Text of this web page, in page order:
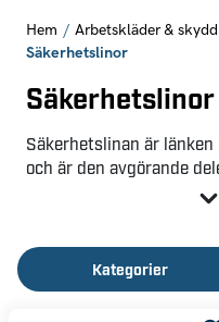
Hem Arbetskläder & skydd
Säkerhetslinor
Säkerhetslinor
Säkerhetslinan är
och är den avgörande
från att leda till allvarlig
polyester som
Denna flexibilitet är
Kategorier